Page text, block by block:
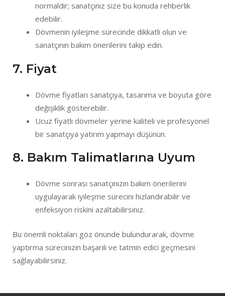
normaldir; sanatçınız size bu konuda rehberlik
edebilir.
Dövmenin iyileşme sürecinde dikkatli olun ve
sanatçının bakım önerilerini takip edin.
7. Fiyat
Dövme fiyatları sanatçıya, tasarıma ve boyuta göre
değişiklik gösterebilir.
Ucuz fiyatlı dövmeler yerine kaliteli ve profesyonel
bir sanatçıya yatırım yapmayı düşünün.
8. Bakım Talimatlarına Uyum
Dövme sonrası sanatçınızın bakım önerilerini
uygulayarak iyileşme sürecini hızlandırabilir ve
enfeksiyon riskini azaltabilirsiniz.
Bu önemli noktaları göz önünde bulundurarak, dövme
yaptırma sürecinizin başarılı ve tatmin edici geçmesini
sağlayabilirsiniz.